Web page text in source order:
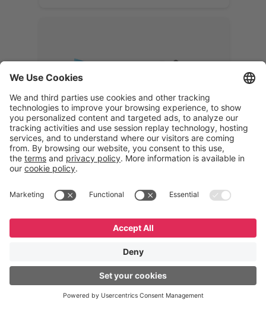
Memphis
Eduardo Ribeiro
CEO
uma solução 360°, que permite
logística reversa. Podemos
verificar, analisar, recondicionar e
reintegrar equipamentos à cadeia,